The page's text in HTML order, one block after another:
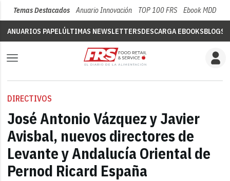
Temas Destacados Anuario Innovación TOP 100 FRS Ebook MDD
ANUARIOS PAPELÚLTIMAS NEWSLETTERSDESCARGA EBOOKSBLOGS
DIRECTIVOS
José Antonio Vázquez y Javier
Avisbal, nuevos directores de
Levante y Andalucía Oriental de
Pernod Ricard España